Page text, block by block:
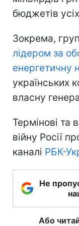
бюджетів усіх
Зокрема,
лідером за
енергетичну
українських
власну
Термінові та
війну Росії
каналі РБК-
Не
Або